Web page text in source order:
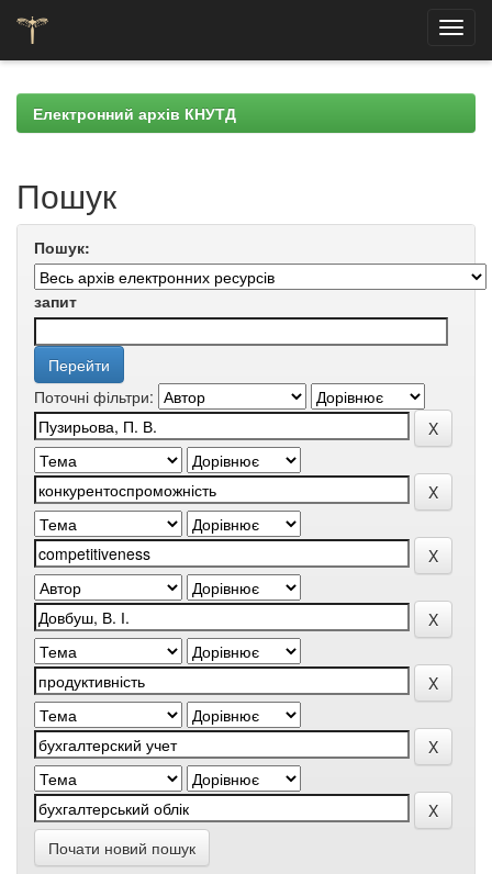
navigationЕлектронний архів КНУТД
Пошук
Пошук:
запит
Поточні фільтри:
Почати новий пошук